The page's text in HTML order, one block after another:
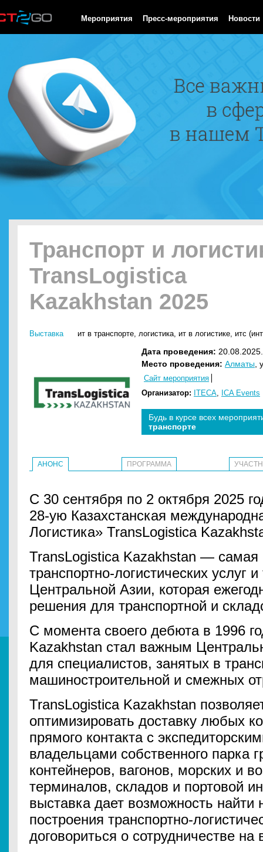
Мероприятия Пресс-мероприятия Новости
Транспорт и
TransLogistica
Kazakhstan 2025
Выставка ит в транспорте, логистика, ит в логистике, итс
Дата проведения:
Место проведения: Алматы
Сайт мероприятия
Организатор: ITECA, ICA Events
Будь в курсе всех
транспорте
АНОНС ПРОГРАММА
С 30 сентября по 2 октября 2025
28-ую Казахстанская
Логистика» TransLogistica
TransLogistica Kazakhstan — самая
транспортно-логистических услуг
Центральной Азии, которая
решения для транспортной и
С момента своего дебюта в 1996
Kazakhstan стал важным
для специалистов, занятых в
машиностроительной и смежных
TransLogistica Kazakhstan
оптимизировать доставку любых
прямого контакта с
владельцами собственного парка
контейнеров, вагонов, морских и
терминалов, складов и портовой
выставка дает возможность
построения транспортно-
договориться о сотрудничестве